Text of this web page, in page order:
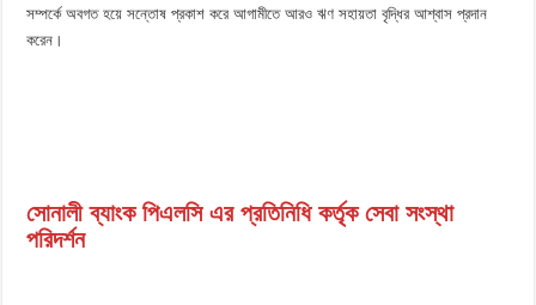
সম্পর্কে অবগত হয়ে সন্তোষ প্রকাশ করে আগামীতে আরও ঋণ সহায়তা বৃদ্ধির আশ্বাস প্রদান
করেন।
সোনালী ব্যাংক পিএলসি এর প্রতিনিধি কর্তৃক সেবা সংস্থা
পরিদর্শন